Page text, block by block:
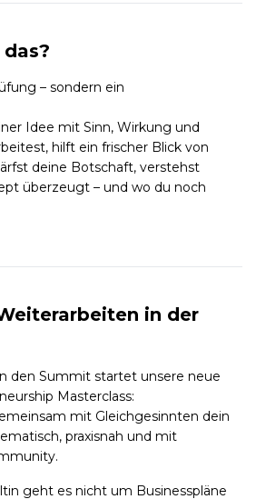
– sondern ein
Idee mit Sinn, Wirkung und
hilft ein frischer Blick von
deine Botschaft, verstehst
überzeugt – und wo du noch
in der
den Summit startet unsere neue
Masterclass:
mit Gleichgesinnten dein
praxisnah und mit
geht es nicht um Businesspläne